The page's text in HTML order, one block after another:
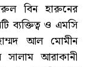
বিন হারুনের
ব্যক্তিত্ব ও এমসি
আল মোমীন
আরাকানী